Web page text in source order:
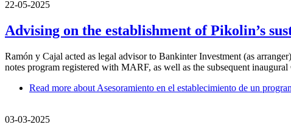
22-05-2025
Advising on the establishment of Pikolin’s
Ramón y Cajal acted as legal advisor to Bankinter Investment (as
notes program registered with MARF, as well as the subsequent
Read more about Asesoramiento en el establecimiento de un
03-03-2025